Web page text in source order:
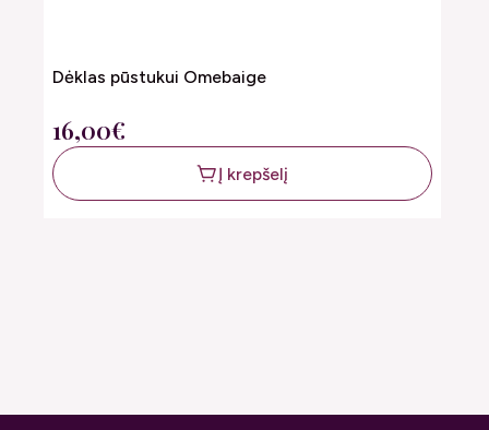
Dėklas pūstukui Omebaige
16,00€
Į krepšelį